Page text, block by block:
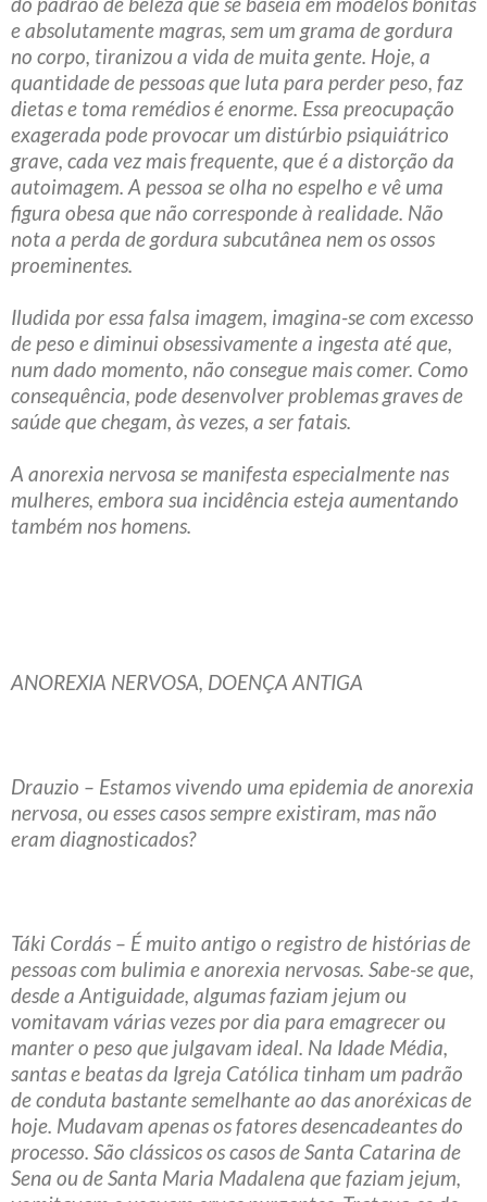
e absolutamente magras, sem um grama de gordura
no corpo, tiranizou a vida de muita gente. Hoje, a
quantidade de pessoas que luta para perder peso, faz
dietas e toma remédios é enorme. Essa preocupação
exagerada pode provocar um distúrbio psiquiátrico
grave, cada vez mais frequente, que é a distorção da
autoimagem. A pessoa se olha no espelho e vê uma
figura obesa que não corresponde à realidade. Não
nota a perda de gordura subcutânea nem os ossos
proeminentes.
Iludida por essa falsa imagem, imagina-se com excesso
de peso e diminui obsessivamente a ingesta até que,
num dado momento, não consegue mais comer. Como
consequência, pode desenvolver problemas graves de
saúde que chegam, às vezes, a ser fatais.
A anorexia nervosa se manifesta especialmente nas
mulheres, embora sua incidência esteja aumentando
também nos homens.
ANOREXIA NERVOSA, DOENÇA ANTIGA
Drauzio – Estamos vivendo uma epidemia de anorexia
nervosa, ou esses casos sempre existiram, mas não
eram diagnosticados?
Táki Cordás – É muito antigo o registro de histórias de
pessoas com bulimia e anorexia nervosas. Sabe-se que,
desde a Antiguidade, algumas faziam jejum ou
vomitavam várias vezes por dia para emagrecer ou
manter o peso que julgavam ideal. Na Idade Média,
santas e beatas da Igreja Católica tinham um padrão
de conduta bastante semelhante ao das anoréxicas de
hoje. Mudavam apenas os fatores desencadeantes do
processo. São clássicos os casos de Santa Catarina de
Sena ou de Santa Maria Madalena que faziam jejum,